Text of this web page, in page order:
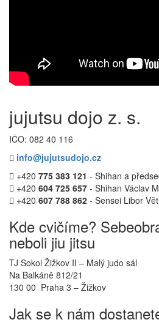
jujutsu dojo z. s.
IČO: 082 40 116
 info@jujutsudojo.cz
 +420 775 383 121 - Shihan a
 +420 604 725 657 - Shihan Václav
 +420 607 788 862 - Sensei Libor
Kde cvičíme?
neboli jiu jitsu
TJ Sokol Žižkov II – Malý judo sál
Na Balkáně 812/21
130 00 Praha 3 – Žižkov
Jak se k nám